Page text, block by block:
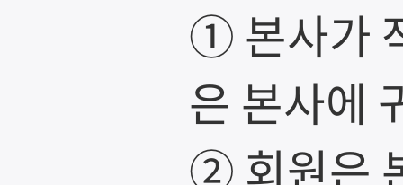
① 본사가
은 본사에
② 회원은